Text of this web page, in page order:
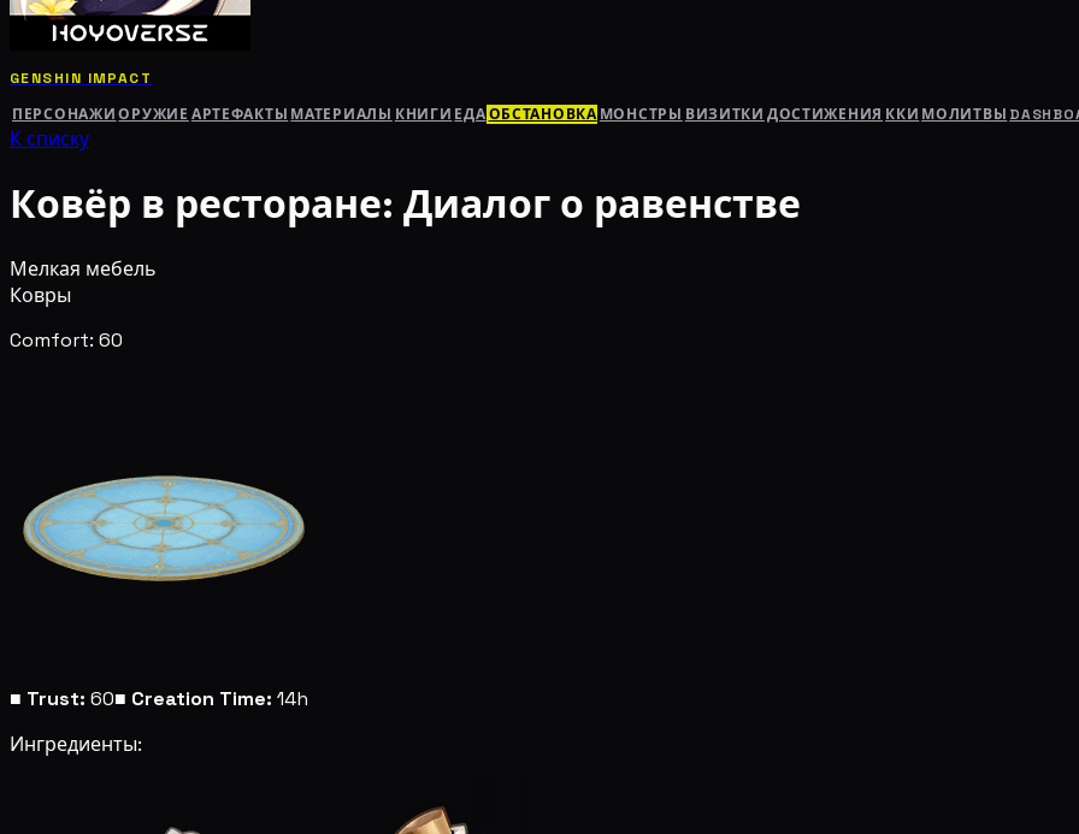
GENSHIN IMPACT
ПЕРСОНАЖИ ОРУЖИЕ АРТЕФАКТЫ МАТЕРИАЛЫ КНИГИ ЕДАОБСТАНОВКА МОНСТРЫ ВИЗИТКИ ДОСТИЖЕНИЯ ККИ МОЛИТВЫ
К списку
Ковёр в ресторане: Диалог о равенстве
Мелкая мебель
Ковры
Comfort: 60
■ Trust: 60■ Creation Time: 14h
Ингредиенты: